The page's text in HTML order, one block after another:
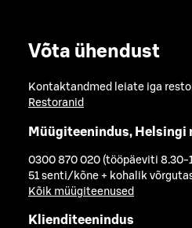
Võta ühendust
Kontaktandmed leiate iga
Restoranid
Müügiteenindus, Helsingi
0300 870 020 (tööpäeviti 8.30-
51 senti/kõne + kohalik
Kõik müügiteenused
Klienditeenindus